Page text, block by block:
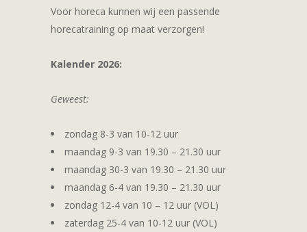
Voor horeca kunnen wij een passende
horecatraining op maat verzorgen!
Kalender 2026:
Geweest:
zondag 8-3 van 10-12 uur
maandag 9-3 van 19.30 – 21.30 uur
maandag 30-3 van 19.30 – 21.30 uur
maandag 6-4 van 19.30 – 21.30 uur
zondag 12-4 van 10 – 12 uur (VOL)
zaterdag 25-4 van 10-12 uur (VOL)